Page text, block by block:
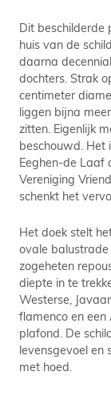
Dit beschilderde
huis van de
daarna
dochters. Strak
centimeter
liggen bijna
zitten. Eigenlijk
beschouwd. Het
Eeghen-de Laaf
Vereniging
schenkt het
Het doek stelt
ovale
zogeheten
diepte in te
Westerse,
flamenco en
plafond. De
levensgevoel en
met hoed.